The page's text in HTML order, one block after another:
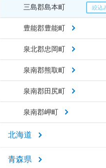
三島郡島本町
豊能郡豊能町
泉北郡忠岡町
泉南郡熊取町
泉南郡田尻町
泉南郡岬町
北海道
青森県